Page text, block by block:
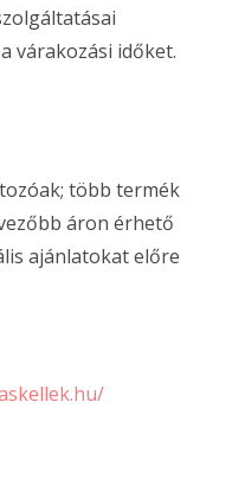
várakozási időket.
több termék
áron érhető
ajánlatokat előre